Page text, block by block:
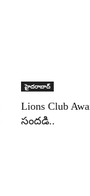
హైదరాబాద్‌
Lions Club
సందడి..